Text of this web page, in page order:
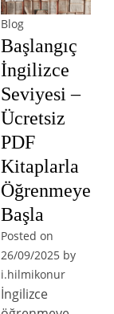
Blog
Başlangıç
İngilizce
Seviyesi –
Ücretsiz
PDF
Kitaplarla
Öğrenmeye
Başla
Posted on
26/09/2025 by
i.hilmikonur
İngilizce